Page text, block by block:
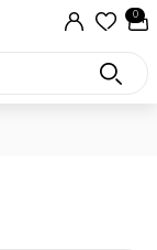
0